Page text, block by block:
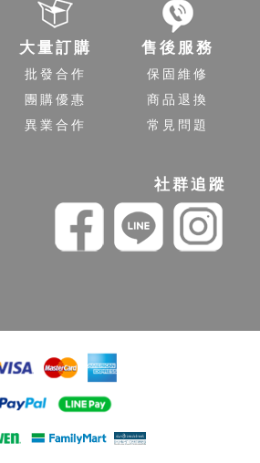
大量訂購
批發合作
團購優惠
異業合作
售後服務
保固維修
商品退換
常見問題
社群追蹤